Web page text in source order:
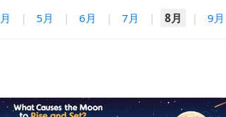
| 5月 | 6月 | 7月 | 8月 | 9月